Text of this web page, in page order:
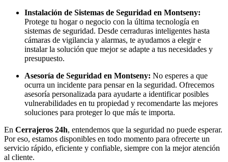
Instalación de Sistemas de Seguridad en Montseny:
Protege tu hogar o negocio con la última tecnología en
sistemas de seguridad. Desde cerraduras inteligentes hasta
cámaras de vigilancia y alarmas, te ayudamos a elegir e
instalar la solución que mejor se adapte a tus necesidades y
presupuesto.
Asesoría de Seguridad en Montseny: No esperes a que
ocurra un incidente para pensar en la seguridad. Ofrecemos
asesoría personalizada para ayudarte a identificar posibles
vulnerabilidades en tu propiedad y recomendarte las mejores
soluciones para proteger lo que más te importa.
En Cerrajeros 24h, entendemos que la seguridad no puede esperar.
Por eso, estamos disponibles en todo momento para ofrecerte un
servicio rápido, eficiente y confiable, siempre con la mejor atención
al cliente.